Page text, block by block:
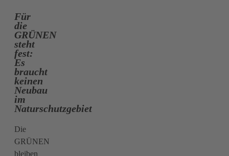
Für
die
GRÜNEN
steht
fest:
Es
braucht
keinen
Neubau
im
Naturschutzgebiet
Die
GRÜNEN
bleiben